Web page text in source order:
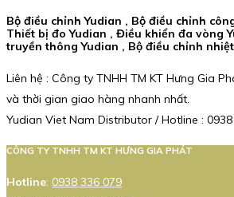
Bộ điều chỉnh Yudian , Bộ điều chỉnh
Thiết bị đo Yudian , Điều khiển đa vòng
truyền thông Yudian , Bộ điều chỉnh
Liên hệ : Công ty TNHH TM KT Hưng Gia
và thời gian giao hàng nhanh nhất.
Yudian Viet Nam Distributor / Hotline :
CÔNG TY TNHH TM KT HƯNG GIA PHÁT
Hotline: 0938 336 079